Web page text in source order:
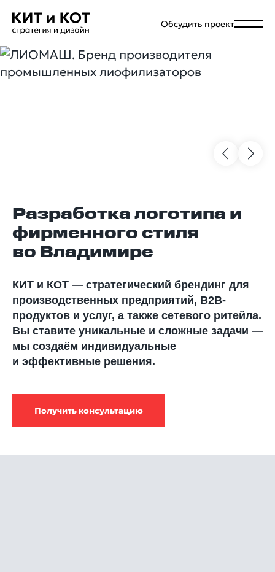
Обсудить проект
Разработка логотипа и
фирменного стиля
во Владимире
КИТ и КОТ — стратегический брендинг для
производственных предприятий, В2В-
продуктов и услуг, а также сетевого ритейла.
Вы ставите уникальные и сложные задачи —
мы создаём индивидуальные
и эффективные решения.
Получить консультацию